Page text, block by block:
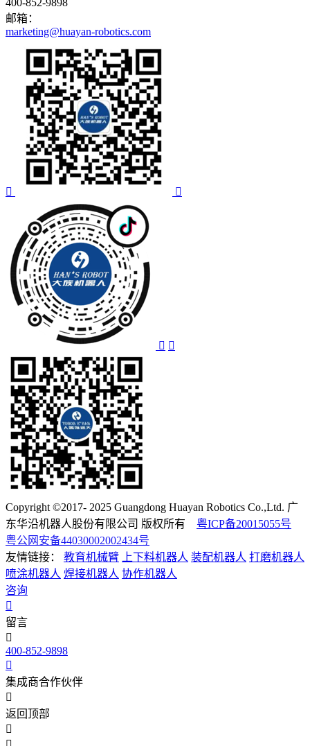
邮箱：
marketing@huayan-robotics.com
Copyright ©2017- 2025 Guangdong Huayan Robotics Co.,Ltd. 广
东华沿机器人股份有限公司 版权所有 粤ICP备20015055号
粤公网安备44030002002434号
友情链接：
教育机械臂 上下料机器人 装配机器人 打磨机器人
喷涂机器人 焊接机器人 协作机器人
咨询
留言
400-852-9898
集成商合作伙伴
返回顶部